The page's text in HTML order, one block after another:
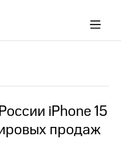
iPhone 15
продаж